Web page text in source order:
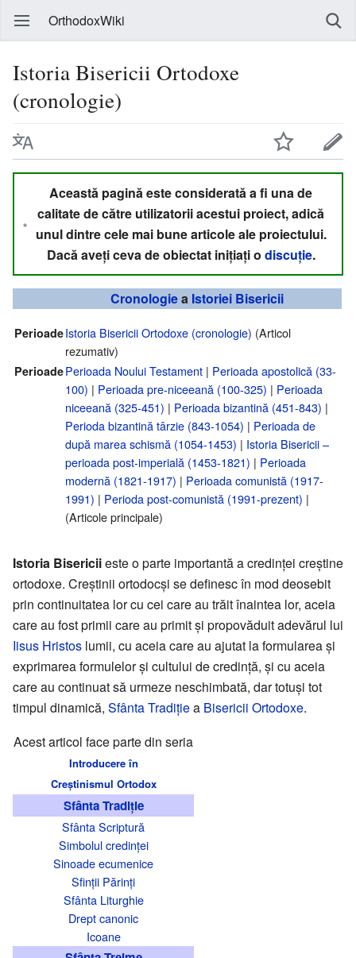
OrthodoxWiki
Istoria Bisericii Ortodoxe
(cronologie)
Această pagină este considerată a fi una de
calitate de către utilizatorii acestui proiect, adică
unul dintre cele mai bune articole ale proiectului.
Dacă aveți ceva de obiectat inițiați o discuție.
Cronologiea Istoriei Bisericii
PerioadeIstoria Bisericii Ortodoxe (cronologie) (Articol
rezumativ)
PerioadePerioada Noului Testament | Perioada apostolică (33-
100) | Perioada pre-niceeană (100-325) | Perioada
niceeană (325-451) | Perioada bizantină (451-843) |
Perioda bizantină târzie (843-1054) | Perioada de
după marea schismă (1054-1453) | Istoria Bisericii –
perioada post-imperială (1453-1821) | Perioada
modernă (1821-1917) | Perioada comunistă (1917-
1991) | Perioda post-comunistă (1991-prezent) |
(Articole principale)
Istoria Bisericiieste o parte importantă a credinței creștine
ortodoxe. Creștinii ortodocși se definesc în mod deosebit
prin continuitatea lor cu cei care au trăit înaintea lor, aceia
care au fost primii care au primit și propovăduit adevărul lui
Iisus Hristos lumii, cu aceia care au ajutat la formularea și
exprimarea formulelor și cultului de credință, și cu aceia
care au continuat să urmeze neschimbată, dar totuși tot
timpul dinamică, Sfânta Tradițiea Bisericii Ortodoxe.
Acest articol face parte din seria
Introducere în
Creștinismul Ortodox
Sfânta Tradiție
Sfânta Scriptură
Simbolul credinței
Sinoade ecumenice
Sfinții Părinți
Sfânta Liturghie
Drept canonic
Icoane